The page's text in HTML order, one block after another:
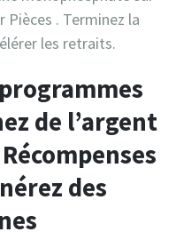
. Terminez la
les retraits.
de l’argent
des